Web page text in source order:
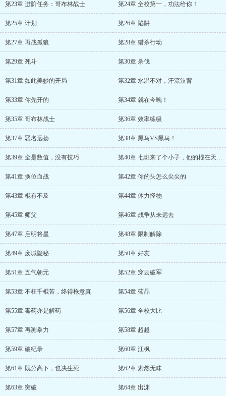
第23章 进阶任务：哥布林战士 第24章 全校第一，功法给你！
第25章 计划 第26章 陷阱
第27章 再战孤狼 第28章 猎杀行动
第29章 死斗 第30章 杀伐
第31章 如此美妙的开局 第32章 水温不对，汗流浃背
第33章 你先开的 第34章 就在今晚！
第35章 哥布林战士 第36章 效率练级
第37章 恶名远扬 第38章 黑马VS黑马！
第39章 全是数值，没有技巧 第40章 七班来了个小子，他的棍在天上飞
第41章 换位血战 第42章 你的头怎么尖尖的
第43章 棍有不及 第44章 体力怪物
第45章 师父 第46章 战争从未远去
第47章 启明将星 第48章 限制解除
第49章 废城隐秘 第50章 好友
第51章 五气朝元 第52章 穿云破军
第53章 不枉千棍苦，终得枪意真 第54章 蓝晶
第55章 毒药亦是解药 第56章 全校大比
第57章 再测拳力 第58章 超越
第59章 破纪录 第60章 江枫
第61章 既分高下，也决生死 第62章 索然无味
第63章 突破 第64章 出渊